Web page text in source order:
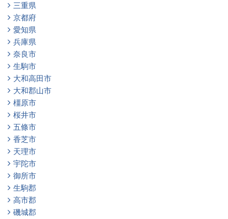
三重県
京都府
愛知県
兵庫県
奈良市
生駒市
大和高田市
大和郡山市
橿原市
桜井市
五條市
香芝市
天理市
宇陀市
御所市
生駒郡
高市郡
磯城郡